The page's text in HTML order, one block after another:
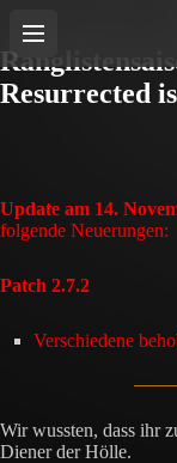
Resurrected
Update am 14.
folgende Neuerungen:
Patch 2.7.2
Verschiedene
Wir wussten, dass ihr
Diener der Hölle.